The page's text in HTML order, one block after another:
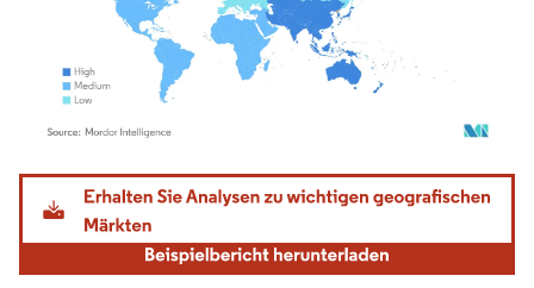
Bild © Mordor Intelligence. Wiederverwendung erfordert Namensnennung gemäß